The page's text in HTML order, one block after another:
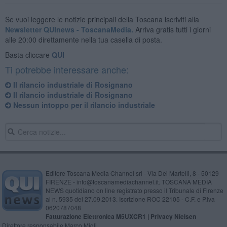
Se vuoi leggere le notizie principali della Toscana iscriviti alla
Newsletter QUInews - ToscanaMedia. Arriva gratis tutti i giorni
alle 20:00 direttamente nella tua casella di posta.
Basta cliccare QUI
Ti potrebbe interessare anche:
Il rilancio industriale di Rosignano
Il rilancio industriale di Rosignano
Nessun intoppo per il rilancio industriale
Editore Toscana Media Channel srl - Via Dei Martelli, 8 - 50129
FIRENZE - info@toscanamediachannel.it. TOSCANA MEDIA
NEWS quotidiano on line registrato presso il Tribunale di Firenze
al n. 5935 del 27.09.2013. Iscrizione ROC 22105 - C.F. e P.Iva
0620787048
Fatturazione Elettronica M5UXCR1 | Privacy Nielsen
Direttore responsabile Marco Migli